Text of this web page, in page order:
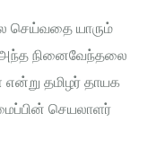
செய்வதை யாரும்
அந்த நினைவேந்தலை
தமிழர் தாயக
செயலாளர்